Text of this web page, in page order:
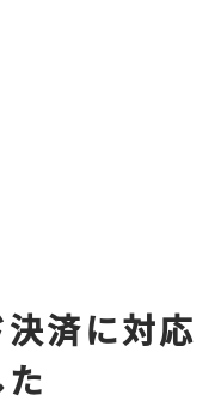
済に対応